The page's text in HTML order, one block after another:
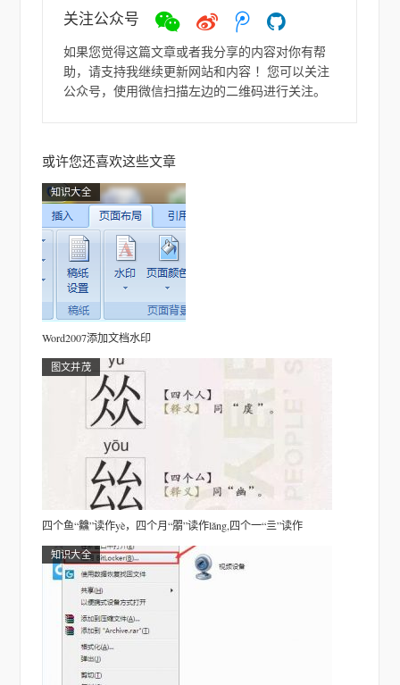
关注公众号
微
微
ヽ
`Д
´-)
ノ
如
如果您觉得这篇文章或者我分享的内容对你有帮
助，请支持我继续更新网站和内容 ！您可以关注
公众号，使用微信扫描左边的二维码进行关注。
或许您还喜欢这些文章
知识大全
Word2007添加文档水印
图文并茂
四个鱼“䲜”读作yè，四个月“朤”读作lǎng,四个一“亖”读作
知识大全